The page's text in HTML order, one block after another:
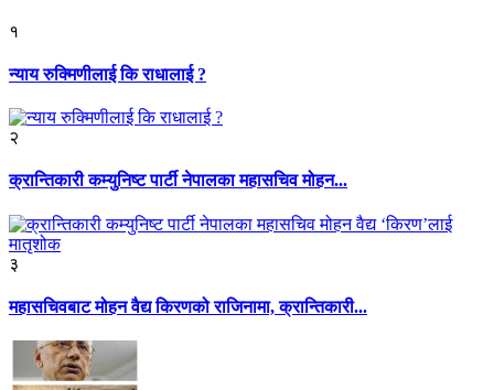
१
न्याय रुक्मिणीलाई कि राधालाई ?
२
क्रान्तिकारी कम्युनिष्ट पार्टी नेपालका महासचिव मोहन...
३
महासचिवबाट मोहन वैद्य किरणको राजिनामा, क्रान्तिकारी...